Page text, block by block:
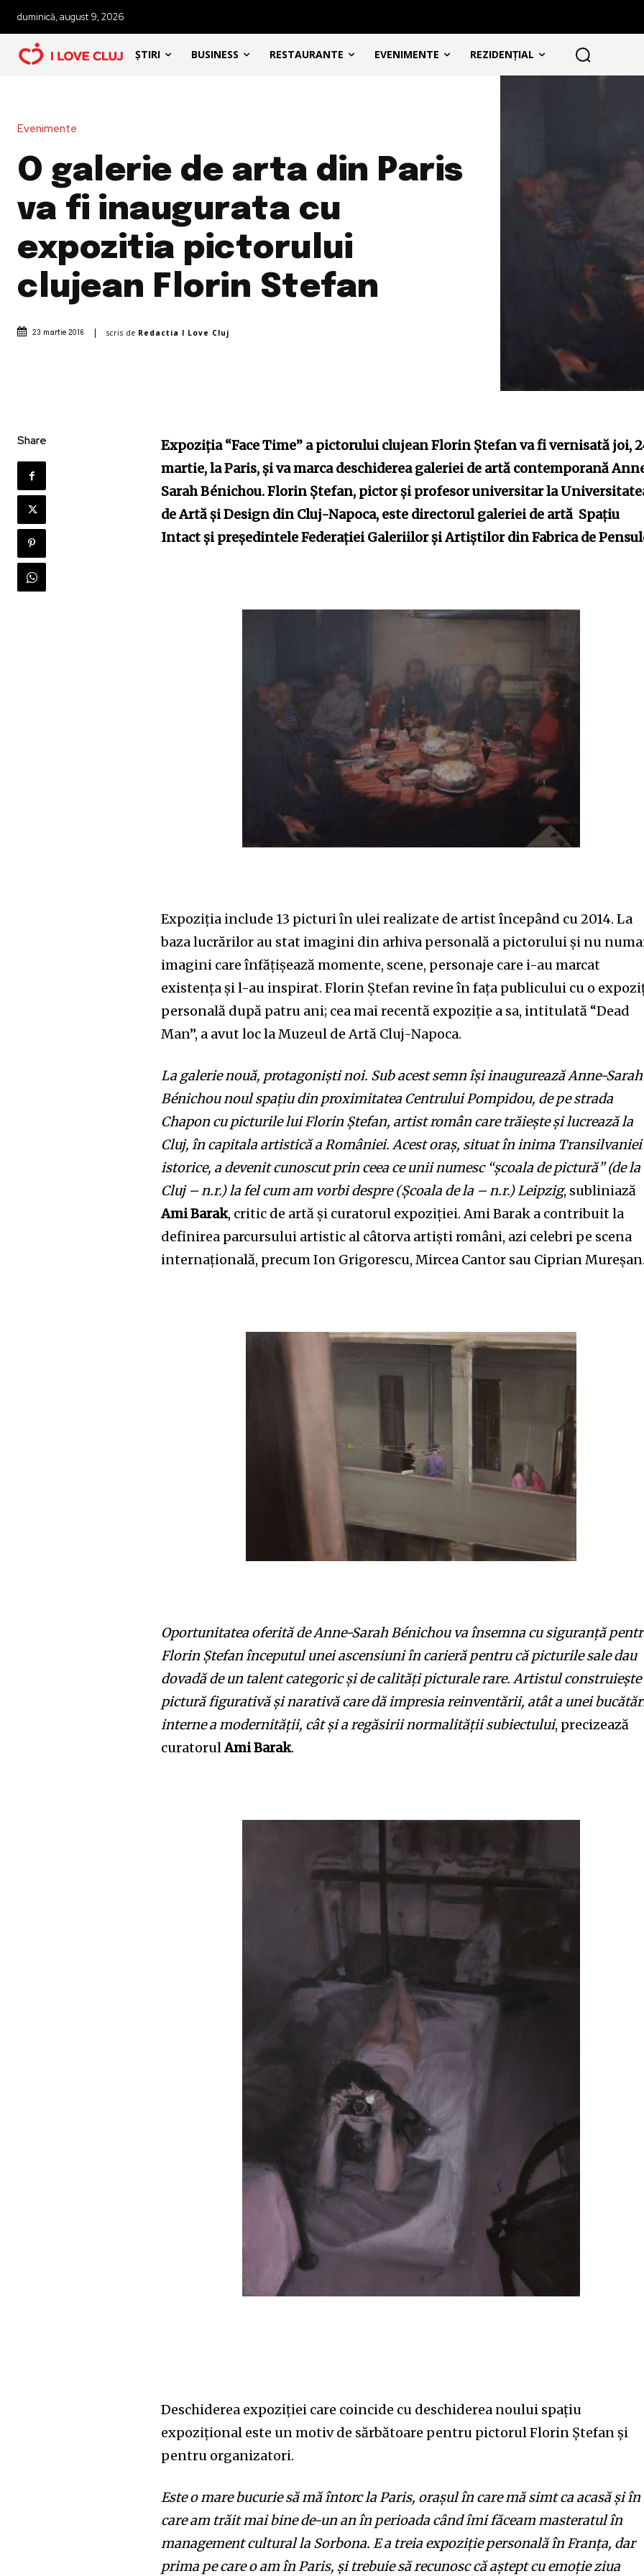
Join our community of
SUBSCRIBERS and be part
of the conversation.
To subscribe, simply enter your email address on our website or click
Cititori
duminică, august 9, 2026
ȘTIRI BUSINESS RESTAURANTE EVENIMENTE REZIDENȚIAL
Evenimente
O galerie de arta din Paris
va fi inaugurata cu
expozitia pictorului
clujean Florin Stefan
23 martie 2016 scris de Redactia I Love Cluj
Share
Expoziția “Face Time” a pictorului clujean Florin Ștefan va fi vernisată joi,
martie, la Paris, și va marca deschiderea galeriei de artă contemporană
Sarah Bénichou. Florin Ștefan, pictor și profesor universitar la
de Artă și Design din Cluj-Napoca, este directorul galeriei de artă Spațiu
Intact și președintele Federației Galeriilor și Artiștilor din Fabrica de
Expoziția include 13 picturi în ulei realizate de artist începând cu 2014. La
baza lucrărilor au stat imagini din arhiva personală a pictorului și nu
imagini care înfățișează momente, scene, personaje care i-au marcat
existența și l-au inspirat. Florin Ștefan revine în fața publicului cu o
personală după patru ani; cea mai recentă expoziție a sa, intitulată “Dead
Man”, a avut loc la Muzeul de Artă Cluj-Napoca.
La galerie nouă, protagoniști noi. Sub acest semn își inaugurează Anne-Sarah
Bénichou noul spațiu din proximitatea Centrului Pompidou, de pe strada
Chapon cu picturile lui Florin Ștefan, artist român care trăiește și lucrează la
Cluj, în capitala artistică a României. Acest oraș, situat în inima Transilvaniei
istorice, a devenit cunoscut prin ceea ce unii numesc “școala de pictură” (de la
Cluj – n.r.) la fel cum am vorbi despre (Școala de la – n.r.) Leipzig, subliniază
Ami Barak, critic de artă și curatorul expoziției. Ami Barak a contribuit la
definirea parcursului artistic al câtorva artiști români, azi celebri pe scena
internațională, precum Ion Grigorescu, Mircea Cantor sau Ciprian Mureșan.
Oportunitatea oferită de Anne-Sarah Bénichou va însemna cu siguranță
Florin Ștefan începutul unei ascensiuni în carieră pentru că picturile sale dau
dovadă de un talent categoric și de calități picturale rare. Artistul construiește
pictură figurativă și narativă care dă impresia reinventării, atât a unei
interne a modernității, cât și a regăsirii normalității subiectului, precizează
curatorulAmi Barak.
Deschiderea expoziției care coincide cu deschiderea noului spațiu
expozițional este un motiv de sărbătoare pentru pictorul Florin Ștefan și
pentru organizatori.
Este o mare bucurie să mă întorc la Paris, orașul în care mă simt ca acasă și în
care am trăit mai bine de-un an în perioada când îmi făceam masteratul în
management cultural la Sorbona. E a treia expoziție personală în Franța, dar
prima pe care o am în Paris, și trebuie să recunosc că aștept cu emoție ziua